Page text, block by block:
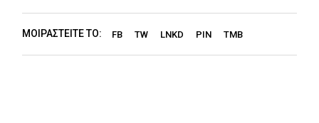
ΜΟΙΡΑΣΤΕΊΤΕ ΤΟ: FB TW LNKD PIN TMB